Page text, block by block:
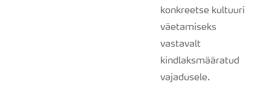
konkreetse kultuuri
väetamiseks
vastavalt
kindlaksmääratud
vajadusele.